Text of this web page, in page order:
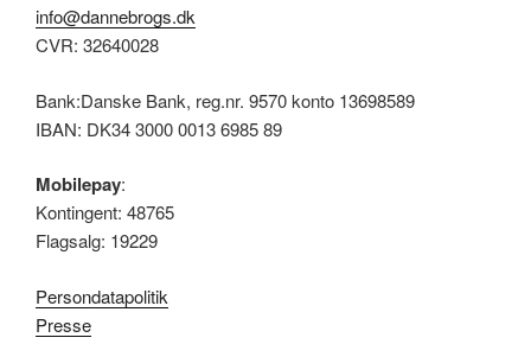
info@dannebrogs.dk
CVR: 32640028
Bank:Danske Bank, reg.nr. 9570 konto 13698589
IBAN: DK34 3000 0013 6985 89
Mobilepay:
Kontingent: 48765
Flagsalg: 19229
Persondatapolitik
Presse